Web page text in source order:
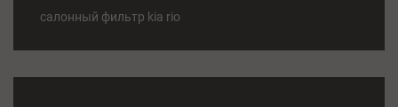
салонный фильтр kia rio